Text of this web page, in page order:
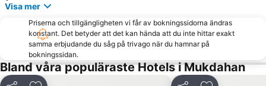
Visa mer
Priserna och tillgängligheten vi får av bokningssidorna ändras
konstant. Det betyder att det kan hända att du inte hittar exakt
samma erbjudande du såg på trivago när du hamnar på
bokningssidan.
Bland våra populäraste Hotels i Mukdahan